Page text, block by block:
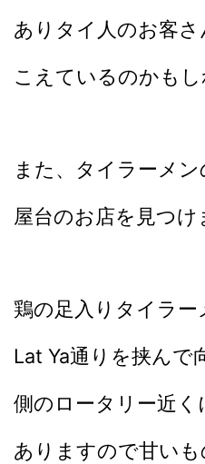
ありタイ人のお客さ
こえているのかもし
また、タイラーメ
屋台のお店を見つけ
鶏の足入りタイラー
Lat Ya通りを挟んで
側のロータリー近く
ありますので甘い